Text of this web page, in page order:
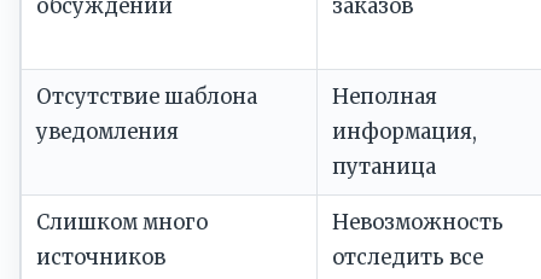
обсуждений
заказов
Отсутствие шаблона
уведомления
Неполная
информация,
путаница
Слишком много
источников
Невозможность
отследить все